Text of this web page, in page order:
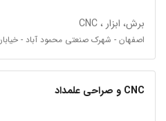
برش، ابزار ، CNC
CNC و صراحی علمداد